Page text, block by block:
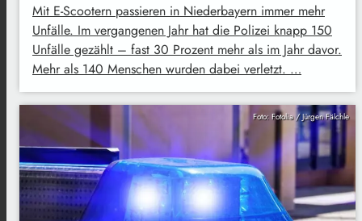
Mit E-Scootern passieren in Niederbayern immer mehr
Unfälle. Im vergangenen Jahr hat die Polizei knapp 150
Unfälle gezählt – fast 30 Prozent mehr als im Jahr davor.
Mehr als 140 Menschen wurden dabei verletzt. …
Foto: Fotolia / Jürgen Fälchle